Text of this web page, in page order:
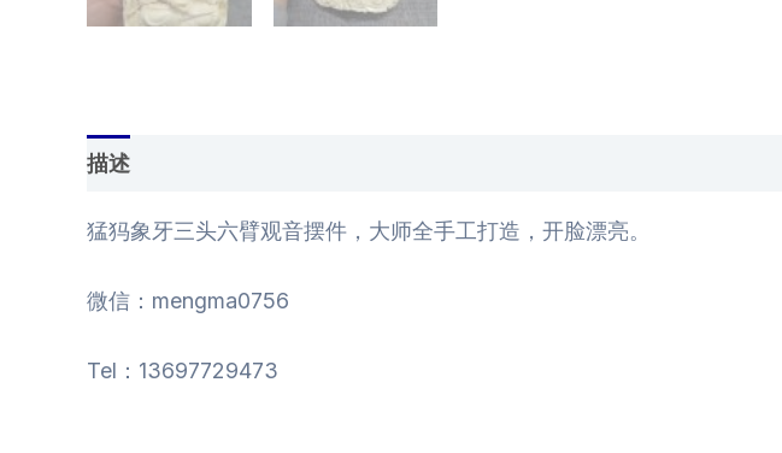
描述
猛犸象牙三头六臂观音摆件，大师全手工打造，开脸漂亮。
微信：mengma0756
Tel：13697729473